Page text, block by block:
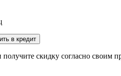
Купить в кредит
скидку согласно своим